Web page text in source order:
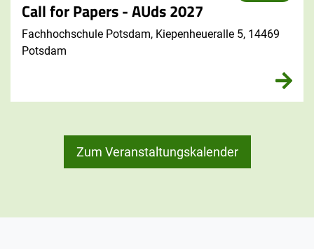
Call for Papers - AUds 2027
Fachhochschule Potsdam, Kiepenheueralle 5, 14469
Potsdam
Zum Veranstaltungskalender